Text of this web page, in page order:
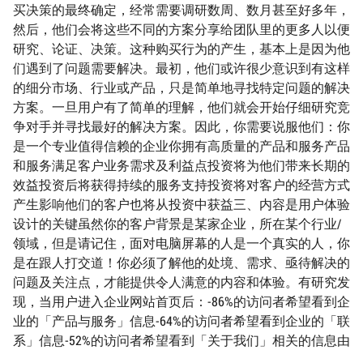
买决策的最终确定，经常需要调研数周、数月甚至好多年，
然后，他们会将这些不同的方案分享给团队里的更多人以便
研究、论证、决策。这种购买行为的产生，基本上是因为他
们遇到了问题需要解决。最初，他们或许很少意识到有这样
的细分市场、行业或产品，只是简单地寻找特定问题的解决
方案。一旦用户有了简单的理解，他们就会开始仔细研究竞
争对手并寻找最好的解决方案。因此，你需要说服他们：你
是一个专业值得信赖的企业你拥有高质量的产品和服务产品
和服务满足客户业务需求及利益点投资将为他们带来长期的
效益投资后将获得持续的服务支持投资将对客户的经营方式
产生影响他们的客户也将从投资中获益三、内容是用户体验
设计的关键虽然你的客户背景是某家企业，所在某个行业/
领域，但是请记住，面对电脑屏幕的人是一个真实的人，你
是在跟人打交道！你必须了解他的处境、需求、亟待解决的
问题及关注点，才能提供令人满意的内容和体验。有研究发
现，当用户进入企业网站首页后：-86%的访问者希望看到企
业的「产品与服务」信息-64%的访问者希望看到企业的「联
系」信息-52%的访问者希望看到「关于我们」相关的信息由